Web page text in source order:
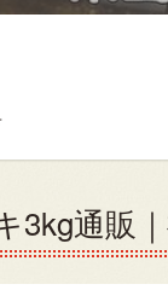
3kg通販